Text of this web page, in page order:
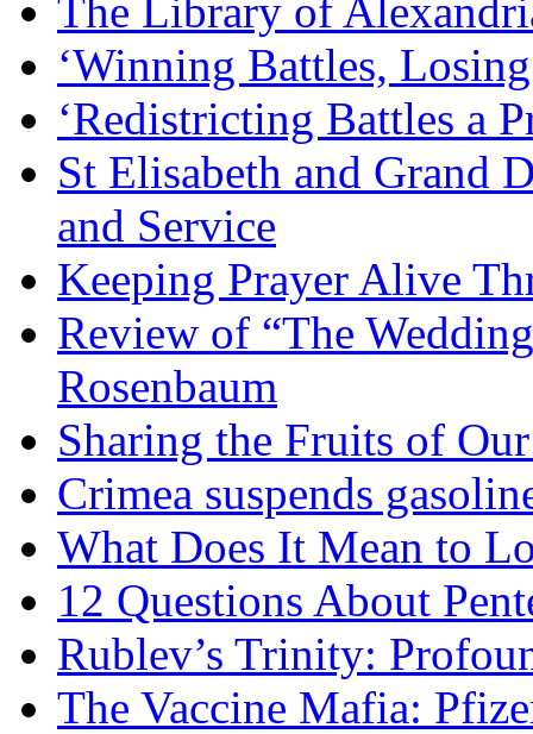
The Library of
‘Winning Battles, Losing
‘Redistricting Battles a
St Elisabeth and Grand
and Service
Keeping Prayer Alive
Review of “The
Rosenbaum
Sharing the Fruits of
Crimea suspends
What Does It Mean to
12 Questions About
Rublev’s Trinity:
The Vaccine Mafia: